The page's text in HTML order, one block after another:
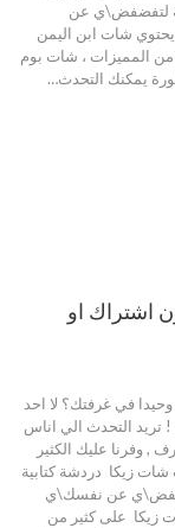
لتفضفض\ي عن
شات ابن اليمن
من المميزات ، شات بوم
يمكنك التحدث…
اشتراك او
في غرفتك؟ لا احد
تريد التحدث الي اناس
, وفرنا عليك الكثير
زيكا دردشة كتابية
عن نفسك\ي
زيكا على كثير من